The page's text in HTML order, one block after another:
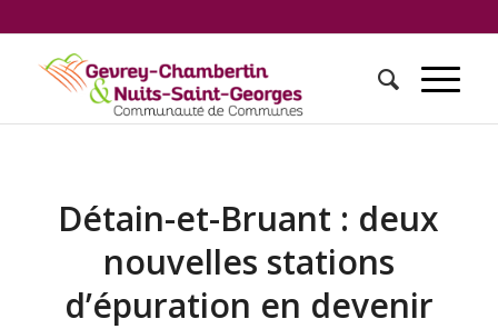
Détain-et-Bruant : deux
nouvelles stations
d’épuration en devenir